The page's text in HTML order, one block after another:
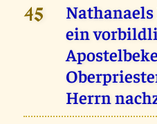
45
ein
Herrn